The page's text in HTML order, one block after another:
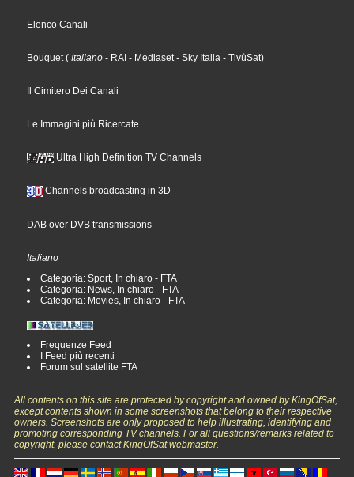
Elenco Canali
Bouquet( Italiano - RAI - Mediaset- Sky Italia - TivùSat)
Il Cimitero Dei Canali
Le Immagini più Ricercate
Ultra High Definition TV Channels
Channels broadcasting in 3D
DAB over DVB transmissions
Italiano
Categoria: Sport, In chiaro - FTA
Categoria: News, In chiaro - FTA
Categoria: Movies, In chiaro - FTA
Frequenze Feed
I Feed più recenti
Forum sul satellite FTA
All contents on this site are protected by copyright and owned by KingOfSat,
except contents shown in some screenshots that belong to their respective
owners. Screenshots are only proposed to help illustrating, identifying and
promoting corresponding TV channels. For all questions/remarks related to
copyright, please contact KingOfSat webmaster.